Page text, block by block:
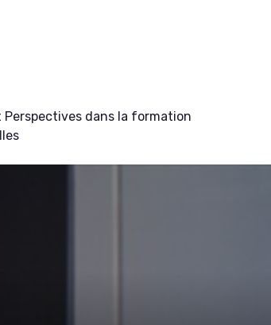
Perspectives dans la formation